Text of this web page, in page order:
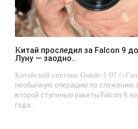
Китай проследил за Falcon 9 до самого удара о
Луну — заодно..
Китайский спутник Gande-1 01
необычную операцию по слежению
второй ступенью ракеты Falcon 9,
года...